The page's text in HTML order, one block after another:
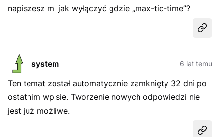
napiszesz mi jak wyłączyć gdzie „max-tic-time”?
system 6 lat temu
Ten temat został automatycznie zamknięty 32 dni po
ostatnim wpisie. Tworzenie nowych odpowiedzi nie
jest już możliwe.